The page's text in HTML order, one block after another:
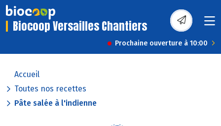
Biocoop Versailles Chantiers
Prochaine ouverture à 10:00
Accueil
Toutes nos recettes
Pâte salée à l'indienne